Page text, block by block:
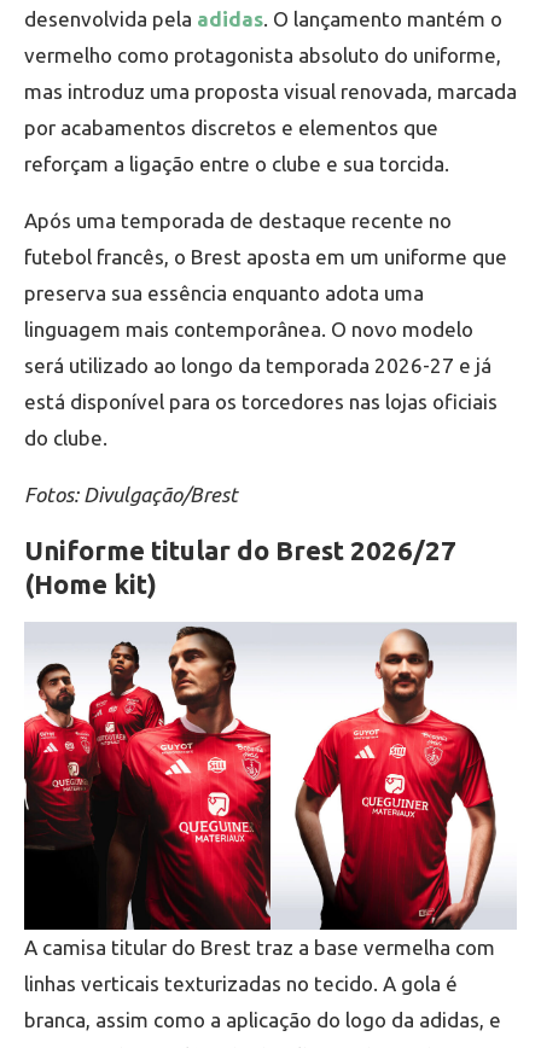
desenvolvida pela adidas. O lançamento mantém o
vermelho como protagonista absoluto do uniforme,
mas introduz uma proposta visual renovada, marcada
por acabamentos discretos e elementos que
reforçam a ligação entre o clube e sua torcida.
Após uma temporada de destaque recente no
futebol francês, o Brest aposta em um uniforme que
preserva sua essência enquanto adota uma
linguagem mais contemporânea. O novo modelo
será utilizado ao longo da temporada 2026-27 e já
está disponível para os torcedores nas lojas oficiais
do clube.
Fotos: Divulgação/Brest
Uniforme titular do Brest 2026/27
(Home kit)
A camisa titular do Brest traz a base vermelha com
linhas verticais texturizadas no tecido. A gola é
branca, assim como a aplicação do logo da adidas, e